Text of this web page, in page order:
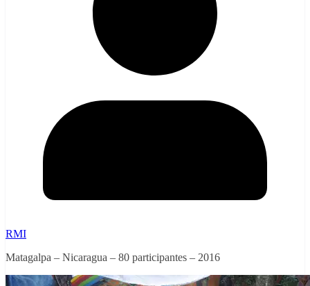
RMI
Matagalpa – Nicaragua – 80 participantes – 2016